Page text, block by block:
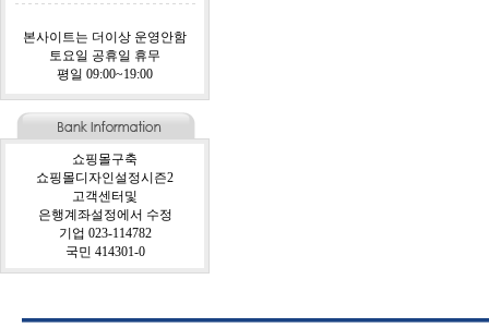
본사이트는 더이상 운영안함
토요일 공휴일 휴무
평일 09:00~19:00
쇼핑몰구축
쇼핑몰디자인설정시즌2
고객센터및
은행계좌설정에서 수정
기업 023-114782
국민 414301-0